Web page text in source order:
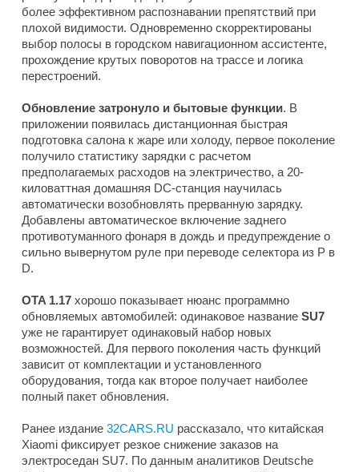
более эффективном распознавании препятствий при
плохой видимости. Одновременно скорректированы
выбор полосы в городском навигационном ассистенте,
прохождение крутых поворотов на трассе и логика
перестроений.
Обновление затронуло и бытовые функции. В
приложении появилась дистанционная быстрая
подготовка салона к жаре или холоду, первое поколение
получило статистику зарядки с расчетом
предполагаемых расходов на электричество, а 20-
киловаттная домашняя DC-станция научилась
автоматически возобновлять прерванную зарядку.
Добавлены автоматическое включение заднего
противотуманного фонаря в дождь и предупреждение о
сильно вывернутом руле при переводе селектора из P в
D.
OTA 1.17 хорошо показывает нюанс программно
обновляемых автомобилей: одинаковое название SU7
уже не гарантирует одинаковый набор новых
возможностей. Для первого поколения часть функций
зависит от комплектации и установленного
оборудования, тогда как второе получает наиболее
полный пакет обновления.
Ранее издание 32CARS.RU рассказало, что китайская
Xiaomi фиксирует резкое снижение заказов на
электроседан SU7. По данным аналитиков Deutsche